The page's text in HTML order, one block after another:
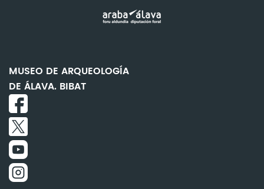
MUSEO DE ARQUEOLOGÍA
DE ÁLAVA. BIBAT